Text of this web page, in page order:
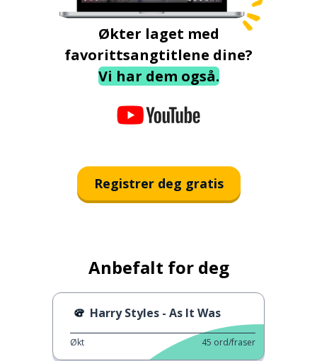
Økter laget med
favorittsangtitlene dine?
Vi har dem også.
Registrer deg gratis
Anbefalt for deg
Harry Styles - As It Was
Økt 45 ord/fraser